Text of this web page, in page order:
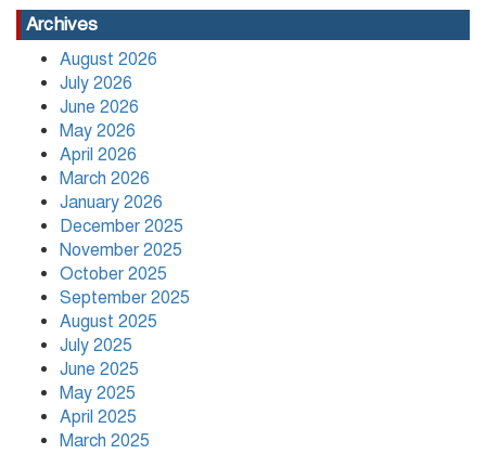
২৬টিতে মাইক্রোপ্লাস্টিক, উদ্বেগ বাড়াচ্ছে
Archives
August 2026
July 2026
June 2026
May 2026
April 2026
March 2026
January 2026
December 2025
November 2025
October 2025
September 2025
August 2025
July 2025
June 2025
May 2025
April 2025
March 2025